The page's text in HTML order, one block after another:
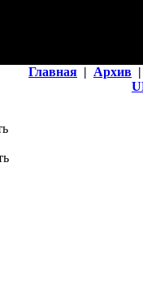
Главная | Архив |